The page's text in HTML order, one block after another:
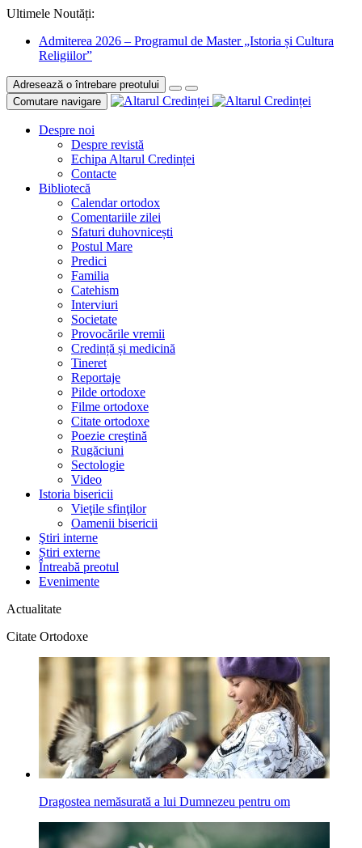
Ultimele Noutăți:
Admiterea 2026 – Programul de Master „Istoria și Cultura
Religiilor”
Adresează o întrebare preotului
Comutare navigare
Despre noi
Despre revistă
Echipa Altarul Credinței
Contacte
Bibliotecă
Calendar ortodox
Comentariile zilei
Sfaturi duhovnicești
Postul Mare
Predici
Familia
Catehism
Interviuri
Societate
Provocările vremii
Credință și medicină
Tineret
Reportaje
Pilde ortodoxe
Filme ortodoxe
Citate ortodoxe
Poezie creştină
Rugăciuni
Sectologie
Video
Istoria bisericii
Vieţile sfinţilor
Oamenii bisericii
Ştiri interne
Știri externe
Întreabă preotul
Evenimente
Actualitate
Citate Ortodoxe
Dragostea nemăsurată a lui Dumnezeu pentru om